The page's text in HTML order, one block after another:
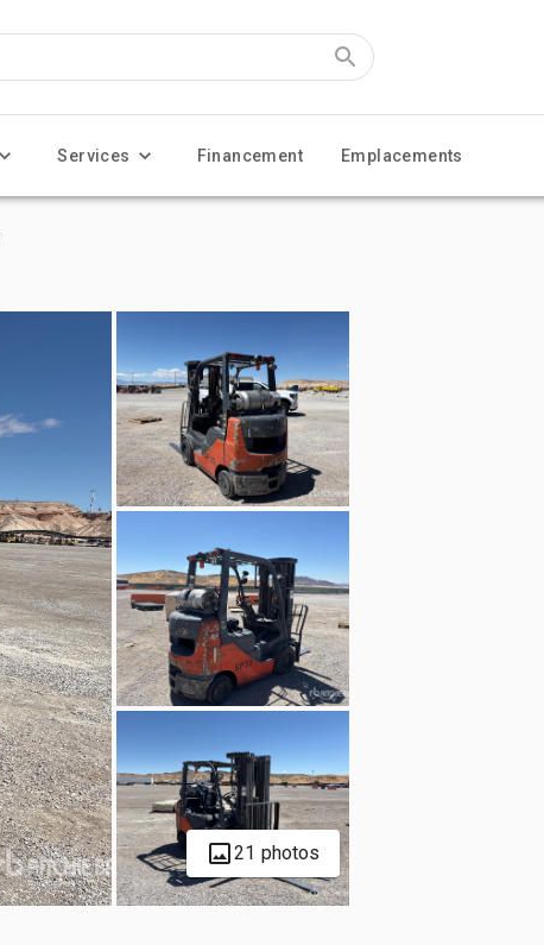
Services Financement Emplacements
21 photos